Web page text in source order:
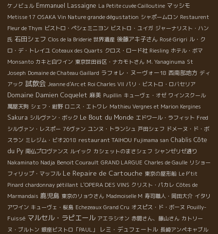
ケノビュル Emmanuel Lassaigne La Petite cuvée Cailloutine マッシモ
Metisse 17 OSAKA Vin Nature grande dégustation シャポームロン Restaurent
Fleur de Thym ビストロ・ペシェミニヨン ビストロ・ユイガ ジャーナリスト・ハン
氏 石田シェフ Clos de la Briderie 世界遺産 後藤アキ子さん Rosé Grigri ル・ク
ロ・デ・トレイユ Coteaux des Quarts クロス・ロード社 Riesling ホテル・ボマ
Monsanto カキと白ワイン 東京世田谷区・ナカモトさん M. Yanaginuma St
Joseph Domaine de Chateau Gaillard ラフォレ・ヌーヴォー18 西南部地方 ディ
アック 試飲会 Jeanne d'Arc et Roi Charles VII パリ・ビストロ・ロバセリア
Domaine Damien Coquelet 麻美 Pupillin キューヴェ・オゼ ワインスクール
萬屋天狗 シェフ・紺野 ロニス・エトワレ Mathieu Vergnes et Marion Kergines
Sakura シルヴァン・ボック Le Bout du Monde エドワール・ラフィット Fred
シルヴァン・レスポー 76ヴァン ユンヌ・トランシュ 戸田シェフ ドメーヌ・ド・ボ
スラン ミレジム・ビオ2018 restaurant TAIHOU Fujimama san Chablis Côte
du Py 南仏プロヴァンス ルイック カシェットのまさシェフ シャンゼリゼ通り
Nakaminato Nadja Benoit Courault GRAND LARGUE Charles de Gaulle リショー
フィリップ・マッフル Le Repaire de Cartouche 東京の屋形船 Le P'tit
Pinard chardonnay pétillant L'OPERA DES VINS クリスト・パカレ Côtes de
Marmandais 鹿児島 東京のリョウさん Madmoiselle M 寿司職人・岡田大介 イタリ
アワイン キューヴェ・桜島 Echezeaux Grand Cru オスピス・ド・ボーヌ Pouilly-
Fuissé マルセル・ラピエール アエラシオン 赤間さん、藤山さん カトリー
ヌ・ブルトン 銀座ビストロ「PAUL」 レミ・デュフェートル 長崎アンペキャブル